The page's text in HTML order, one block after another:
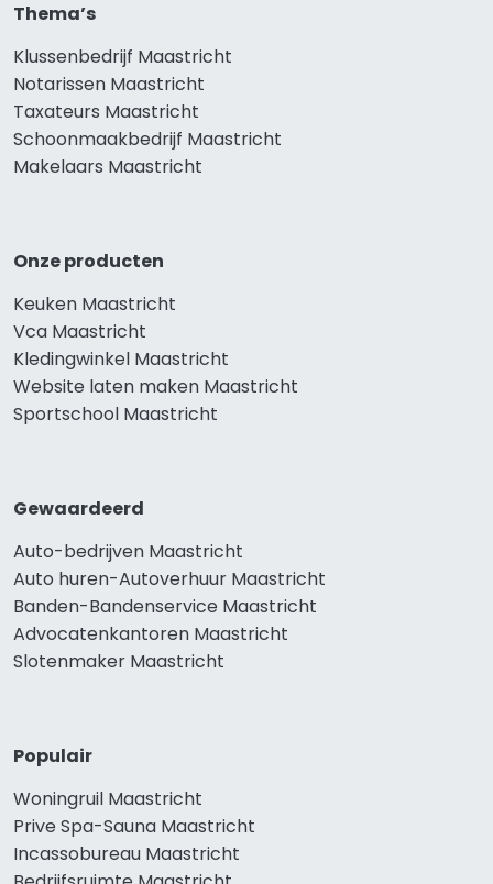
Thema’s
Klussenbedrijf Maastricht
Notarissen Maastricht
Taxateurs Maastricht
Schoonmaakbedrijf Maastricht
Makelaars Maastricht
Onze producten
Keuken Maastricht
Vca Maastricht
Kledingwinkel Maastricht
Website laten maken Maastricht
Sportschool Maastricht
Gewaardeerd
Auto-bedrijven Maastricht
Auto huren-Autoverhuur Maastricht
Banden-Bandenservice Maastricht
Advocatenkantoren Maastricht
Slotenmaker Maastricht
Populair
Woningruil Maastricht
Prive Spa-Sauna Maastricht
Incassobureau Maastricht